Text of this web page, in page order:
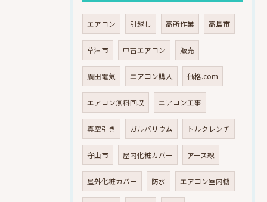
エアコン 引越し 高所作業 高島市
草津市 中古エアコン 販売
廣田電気 エアコン購入 価格.com
エアコン無料回収 エアコン工事
真空引き ガルバリウム トルクレンチ
守山市 屋内化粧カバー アース線
屋外化粧カバー 防水 エアコン室内機